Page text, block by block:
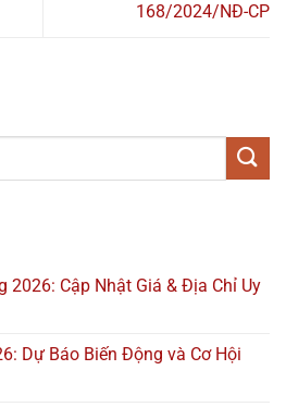
168/2024/NĐ-CP
2026: Cập Nhật Giá & Địa Chỉ Uy
Dự Báo Biến Động và Cơ Hội